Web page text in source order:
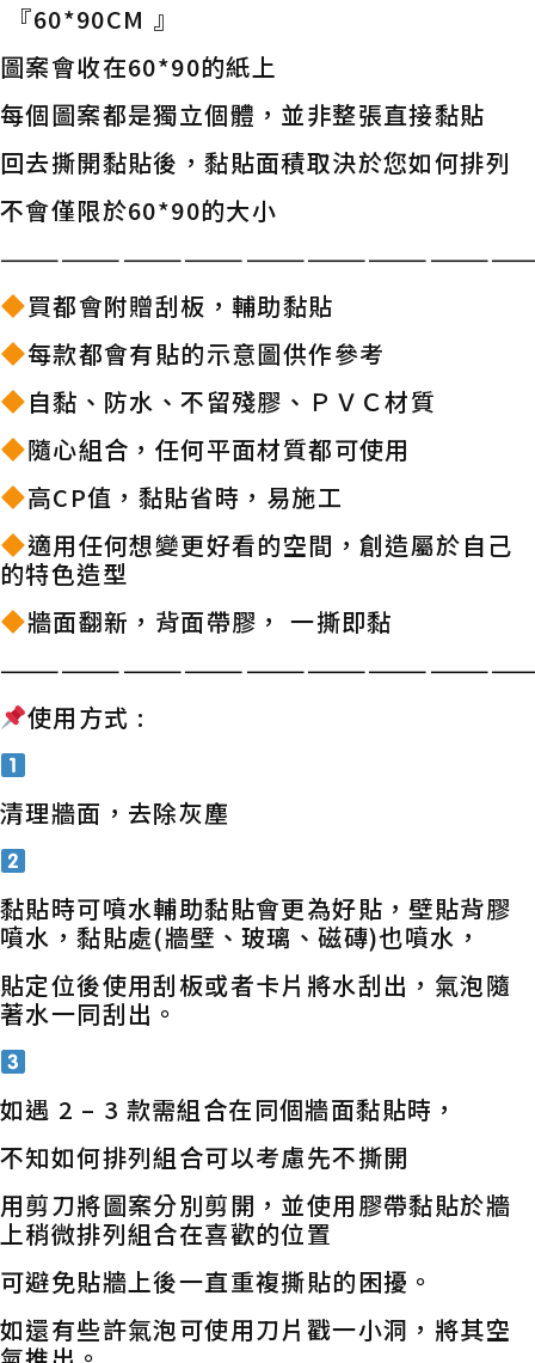
『60*90CM 』
圖案會收在60*90的紙上
每個圖案都是獨立個體，並非整張直接黏貼
回去撕開黏貼後，黏貼面積取決於您如何排列
不會僅限於60*90的大小
買都會附贈刮板，輔助黏貼
每款都會有貼的示意圖供作參考
自黏、防水、不留殘膠、ＰＶＣ材質
隨心組合，任何平面材質都可使用
高CP值，黏貼省時，易施工
適用任何想變更好看的空間，創造屬於自己
的特色造型
牆面翻新，背面帶膠， 一撕即黏
使用方式 :
清理牆面，去除灰塵
黏貼時可噴水輔助黏貼會更為好貼，壁貼背膠
噴水，黏貼處(牆壁、玻璃、磁磚)也噴水，
貼定位後使用刮板或者卡片將水刮出，氣泡隨
著水一同刮出。
如遇 2 – 3 款需組合在同個牆面黏貼時，
不知如何排列組合可以考慮先不撕開
用剪刀將圖案分別剪開，並使用膠帶黏貼於牆
上稍微排列組合在喜歡的位置
可避免貼牆上後一直重複撕貼的困擾。
如還有些許氣泡可使用刀片戳一小洞，將其空